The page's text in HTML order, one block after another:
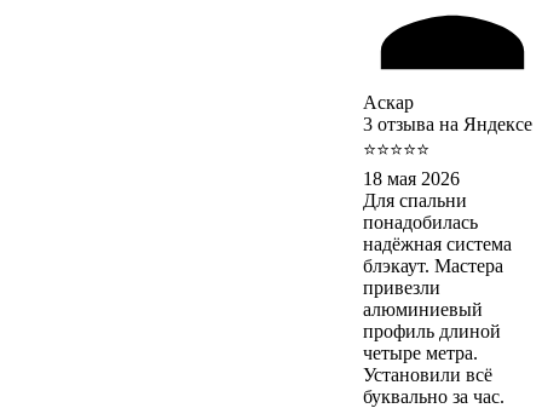
Аскар
3 отзыва на Яндексе
⭐⭐⭐⭐⭐
18 мая 2026
Для спальни
понадобилась
надёжная система
блэкаут. Мастера
привезли
алюминиевый
профиль длиной
четыре метра.
Установили всё
буквально за час.